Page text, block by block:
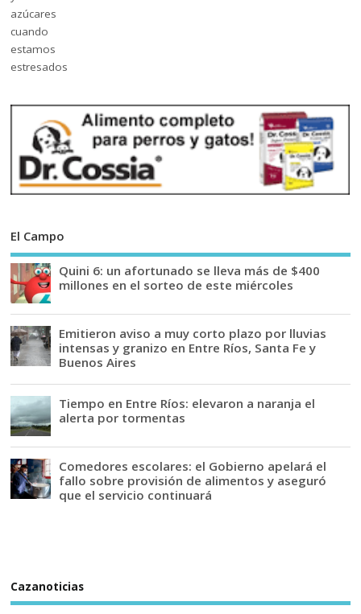
El Campo
Quini 6: un afortunado se lleva más de $400
millones en el sorteo de este miércoles
Emitieron aviso a muy corto plazo por lluvias
intensas y granizo en Entre Ríos, Santa Fe y
Buenos Aires
Tiempo en Entre Ríos: elevaron a naranja el
alerta por tormentas
Comedores escolares: el Gobierno apelará el
fallo sobre provisión de alimentos y aseguró
que el servicio continuará
Cazanoticias